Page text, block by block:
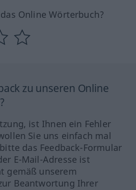
Online Wörterbuch?
zu unseren Online
ist Ihnen ein Fehler
Sie uns einfach mal
das Feedback-Formular
E-Mail-Adresse ist
gemäß unserem
Beantwortung Ihrer